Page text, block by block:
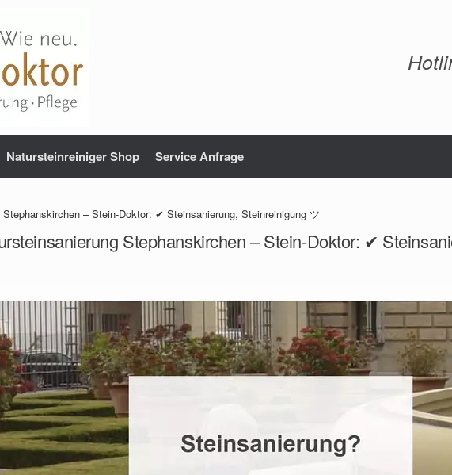
Natursteinreiniger Shop Service Anfrage
Stephanskirchen – Stein-Doktor: ✔ Steinsanierung, Steinreinigung ツ
Stephanskirchen – Stein-Doktor: ✔